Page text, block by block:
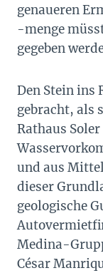
genaueren
-menge
gegeben
Den Stein ins
gebracht, als
Rathaus
und aus
dieser
geologische
Medina-
César